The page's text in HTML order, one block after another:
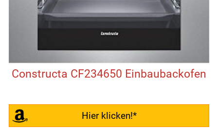
Constructa CF234650 Einbaubackofen
Hier klicken!*